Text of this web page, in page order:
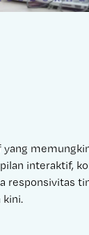
interaktif,
responsivitas
kini.